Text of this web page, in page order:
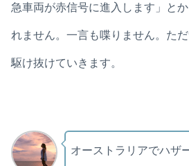
急車両が赤信号に進入します」と
れません。一言も喋りません。た
駆け抜けていきます。
オーストラリアでハザ